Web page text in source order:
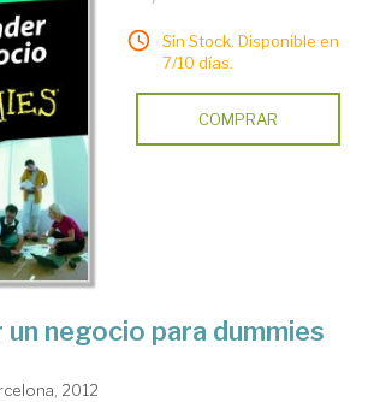
Sin Stock. Disponible en
7/10 días.
COMPRAR
un negocio para dummies
2012